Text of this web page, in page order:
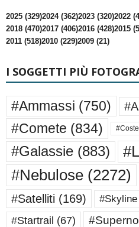
2025 (329)2024 (362)2023 (320)2022
2018 (470)2017 (406)2016 (428)2015
2011 (518)2010 (229)2009 (21)
I SOGGETTI PIÙ
#Ammassi (750)
#Comete (834)
#Galassie (883)
#Nebulose (2272)
#Satelliti (169) #Skyline
#Startrail (67)